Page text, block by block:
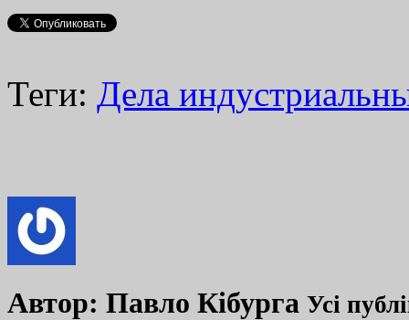
Теги: Дела
Автор: Павло Кібурга Усі